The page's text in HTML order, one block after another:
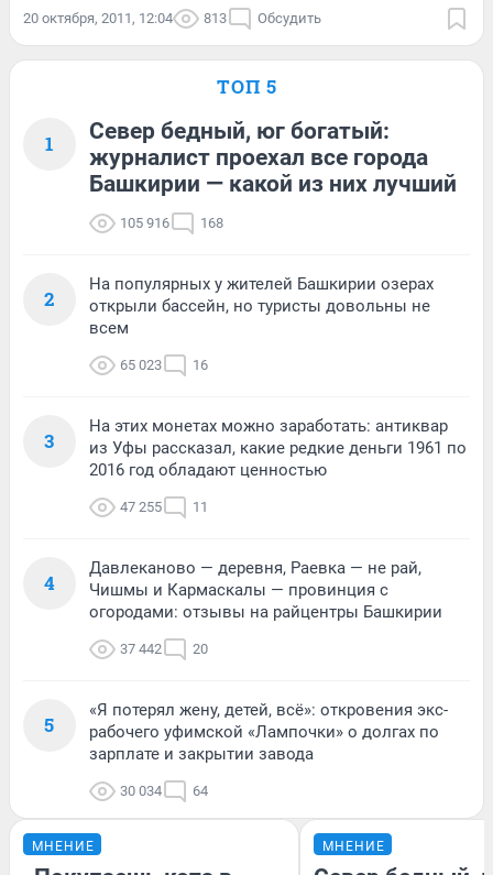
20 октября, 2011, 12:04 813 Обсудить
ТОП 5
1
Север бедный, юг богатый:
журналист проехал все города
Башкирии — какой из них лучший
105 916 168
2
На популярных у жителей Башкирии озерах
открыли бассейн, но туристы довольны не
всем
65 023 16
3
На этих монетах можно заработать: антиквар
из Уфы рассказал, какие редкие деньги 1961 по
2016 год обладают ценностью
47 255 11
4
Давлеканово — деревня, Раевка — не рай,
Чишмы и Кармаскалы — провинция с
огородами: отзывы на райцентры Башкирии
37 442 20
5
«Я потерял жену, детей, всё»: откровения экс-
рабочего уфимской «Лампочки» о долгах по
зарплате и закрытии завода
30 034 64
МНЕНИЕ МНЕНИЕ